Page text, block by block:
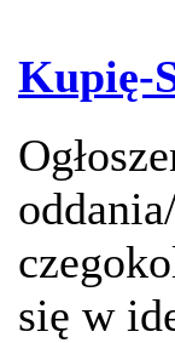
Kupię-
się w